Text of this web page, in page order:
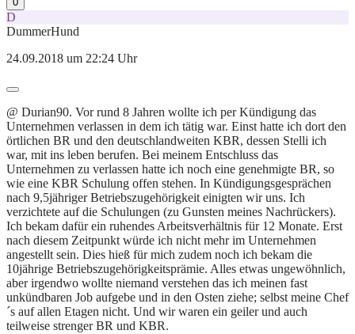
D
DummerHund
24.09.2018 um 22:24 Uhr
@ Durian90. Vor rund 8 Jahren wollte ich per Kündigung das
Unternehmen verlassen in dem ich tätig war. Einst hatte ich dort den
örtlichen BR und den deutschlandweiten KBR, dessen Stelli ich
war, mit ins leben berufen. Bei meinem Entschluss das
Unternehmen zu verlassen hatte ich noch eine genehmigte BR, so
wie eine KBR Schulung offen stehen. In Kündigungsgesprächen
nach 9,5jähriger Betriebszugehörigkeit einigten wir uns. Ich
verzichtete auf die Schulungen (zu Gunsten meines Nachrückers).
Ich bekam dafür ein ruhendes Arbeitsverhältnis für 12 Monate. Erst
nach diesem Zeitpunkt würde ich nicht mehr im Unternehmen
angestellt sein. Dies hieß für mich zudem noch ich bekam die
10jährige Betriebszugehörigkeitsprämie. Alles etwas ungewöhnlich,
aber irgendwo wollte niemand verstehen das ich meinen fast
unkündbaren Job aufgebe und in den Osten ziehe; selbst meine Chef
´s auf allen Etagen nicht. Und wir waren ein geiler und auch
teilweise strenger BR und KBR.